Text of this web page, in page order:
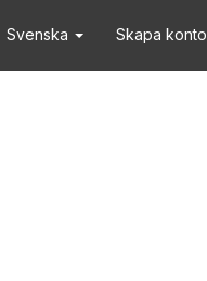
Svenska Skapa konto